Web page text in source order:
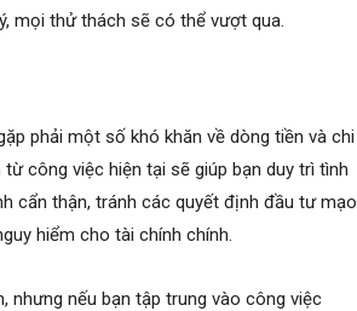
mọi thử thách sẽ có thể vượt qua.
phải một số khó khăn về dòng tiền và chi
công việc hiện tại sẽ giúp bạn duy trì tình
cẩn thận, tránh các quyết định đầu tư mạo
hiểm cho tài chính chính.
nhưng nếu bạn tập trung vào công việc